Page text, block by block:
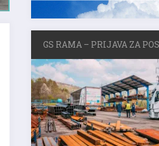
GS RAMA – PRIJAVA ZA